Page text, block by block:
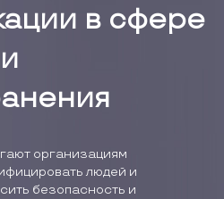
в сфере
организациям
людей и
безопасность и